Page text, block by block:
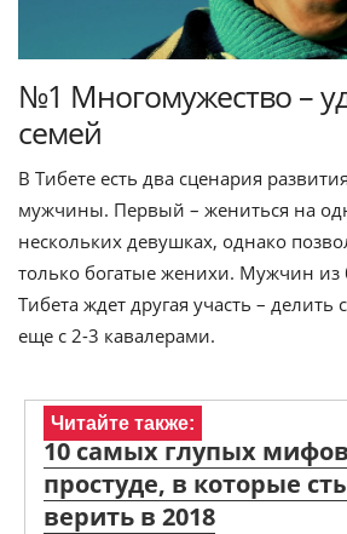
№1 Многомужество –
семей
В Тибете есть два сценария
мужчины. Первый – жениться на
нескольких девушках, однако
только богатые женихи. Мужчин из
Тибета ждет другая участь –
еще с 2-3 кавалерами.
Читайте также:
10 самых глупых
простуде, в которые
верить в 2018